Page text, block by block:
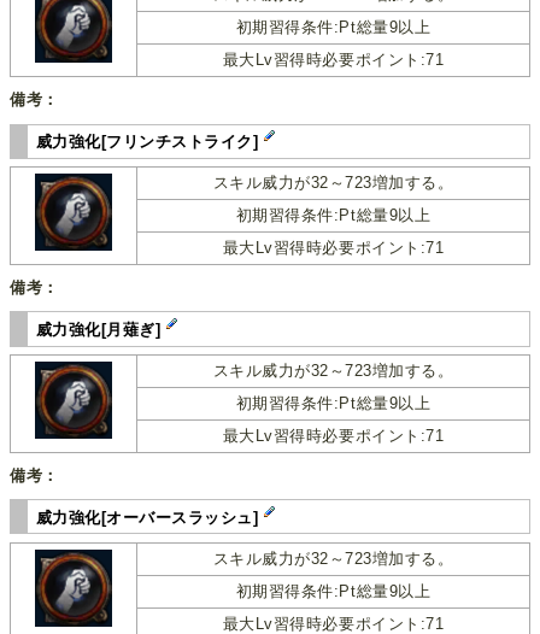
初期習得条件:Pt総量9以上
最大Lv習得時必要ポイント:71
備考：
威力強化[フリンチストライク]
スキル威力が32～723増加する。
初期習得条件:Pt総量9以上
最大Lv習得時必要ポイント:71
備考：
威力強化[月薙ぎ]
スキル威力が32～723増加する。
初期習得条件:Pt総量9以上
最大Lv習得時必要ポイント:71
備考：
威力強化[オーバースラッシュ]
スキル威力が32～723増加する。
初期習得条件:Pt総量9以上
最大Lv習得時必要ポイント:71